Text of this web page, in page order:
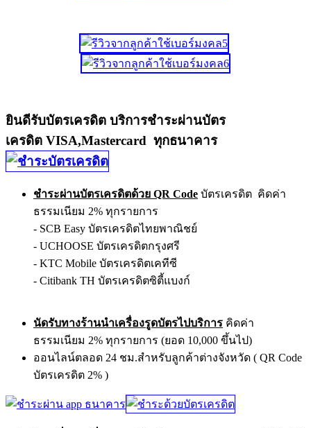
ยินดีรับบัตรเครดิต บริการชำระผ่านบัตร
เครดิต VISA,Mastercard ทุกธนาคาร
ชำระผ่านบัตรเครดิตด้วย QR Code บัตรเครดิต คิดค่า
ธรรมเนียม 2% ทุกรายการ
- SCB Easy บัตรเครดิตไทยพาณิชย์
- UCHOOSE บัตรเครดิตกรุงศรี
- KTC Mobile บัตรเครดิตเคทีซี
- Citibank TH บัตรเครดิตซิตี้แบงก์
นัดรับทางร้านนำเครื่องรูดบัตรไปบริการ คิดค่า
ธรรมเนียม 2% ทุกรายการ (ยอด 10,000 ขึ้นไป)
ออนไลน์ตลอด 24 ชม.สำหรับลูกค้าต่างจังหวัด ( QR Code
บัตรเครดิต 2% )